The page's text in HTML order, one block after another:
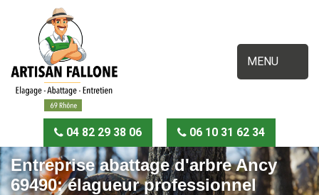
MENU
04 82 29 38 06 06 10 31 62 34
Entreprise abattage d'arbre Ancy
69490: élagueur professionnel